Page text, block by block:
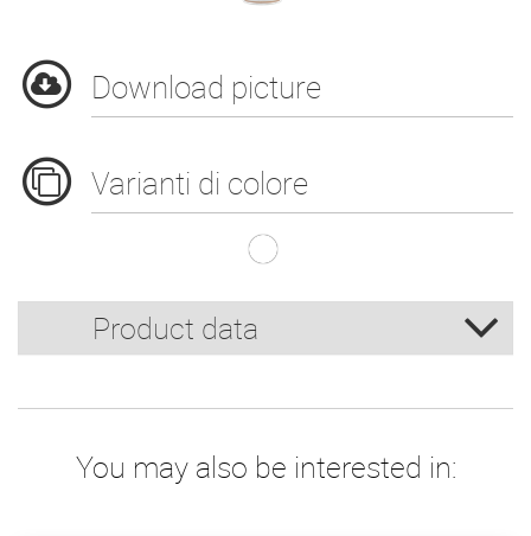
Download picture
Varianti di colore
Product data
You may also be interested in: